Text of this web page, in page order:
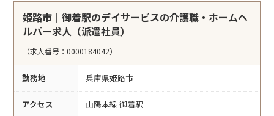
姫路市｜御着駅のデイサービスの介護職・ホームヘ
ルパー求人（派遣社員）
（求人番号：0000184042）
勤務地 兵庫県姫路市
アクセス 山陽本線 御着駅